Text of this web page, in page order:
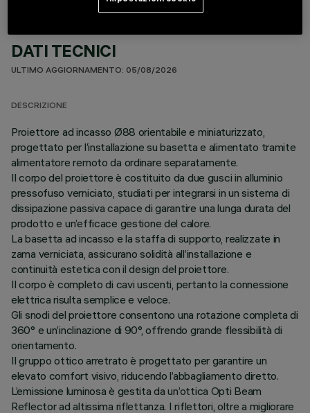
DATI TECNICI
ULTIMO AGGIORNAMENTO: 05/08/2026
DESCRIZIONE
Proiettore ad incasso Ø88 orientabile e miniaturizzato,
progettato per l’installazione su basetta e alimentato tramite
alimentatore remoto da ordinare separatamente.
Il corpo del proiettore è costituito da due gusci in alluminio
pressofuso verniciato, studiati per integrarsi in un sistema di
dissipazione passiva capace di garantire una lunga durata del
prodotto e un’efficace gestione del calore.
La basetta ad incasso e la staffa di supporto, realizzate in
zama verniciata, assicurano solidità all’installazione e
continuità estetica con il design del proiettore.
Il corpo è completo di cavi uscenti, pertanto la connessione
elettrica risulta semplice e veloce.
Gli snodi del proiettore consentono una rotazione completa di
360° e un’inclinazione di 90°, offrendo grande flessibilità di
orientamento.
Il gruppo ottico arretrato è progettato per garantire un
elevato comfort visivo, riducendo l’abbagliamento diretto.
L’emissione luminosa è gestita da un’ottica Opti Beam
Reflector ad altissima riflettanza. I riflettori, oltre a migliorare